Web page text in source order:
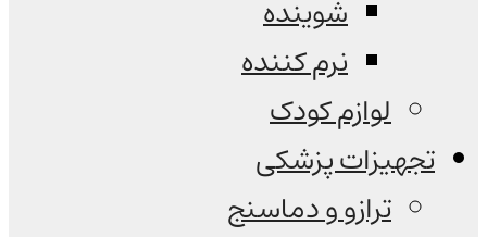
شوینده
نرم کننده
لوازم کودک
تجهیزات پزشکی
ترازو و دماسنج